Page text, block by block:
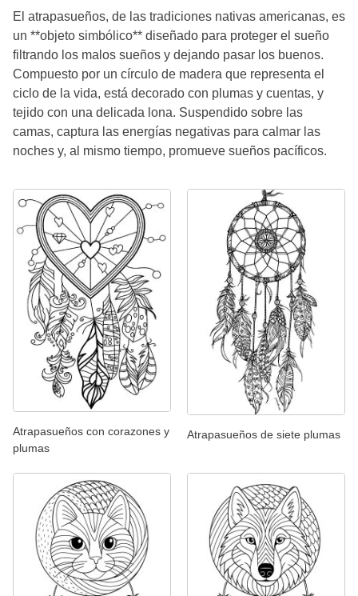
El atrapasueños, de las tradiciones nativas americanas, es
un **objeto simbólico** diseñado para proteger el sueño
filtrando los malos sueños y dejando pasar los buenos.
Compuesto por un círculo de madera que representa el
ciclo de la vida, está decorado con plumas y cuentas, y
tejido con una delicada lona. Suspendido sobre las
camas, captura las energías negativas para calmar las
noches y, al mismo tiempo, promueve sueños pacíficos.
Atrapasueños con corazones y
plumas
Atrapasueños de siete plumas